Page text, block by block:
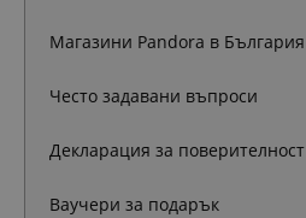
Магазини Pandora в България
Често задавани въпроси
Декларация за поверителност
Ваучери за подарък